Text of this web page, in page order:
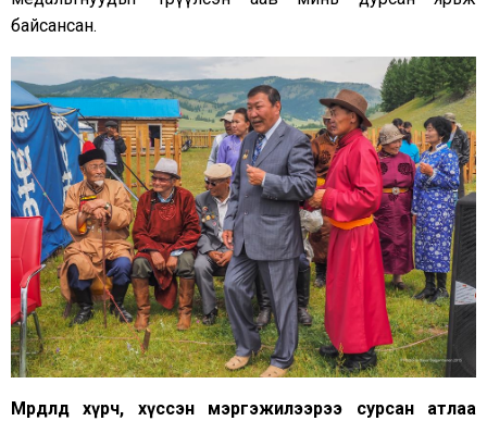
байсансан.
Мөрөөдөлдөө хүрч, хүссэн мэргэжилээрээ сурсан атлаа